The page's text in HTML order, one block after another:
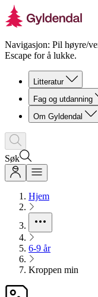
Navigasjon: Pil høyre/
Escape for å lukke.
Litteratur
Fag og utdanning
Om Gyldendal
Søk
Hjem
6-9 år
Kroppen min